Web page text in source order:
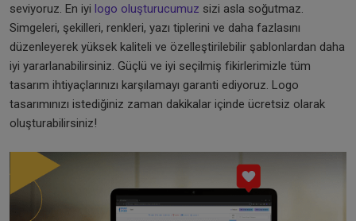
seviyoruz. En iyi logo oluşturucumuz sizi asla soğutmaz.
Simgeleri, şekilleri, renkleri, yazı tiplerini ve daha fazlasını
düzenleyerek yüksek kaliteli ve özelleştirilebilir şablonlardan daha
iyi yararlanabilirsiniz. Güçlü ve iyi seçilmiş fikirlerimizle tüm
tasarım ihtiyaçlarınızı karşılamayı garanti ediyoruz. Logo
tasarımınızı istediğiniz zaman dakikalar içinde ücretsiz olarak
oluşturabilirsiniz!